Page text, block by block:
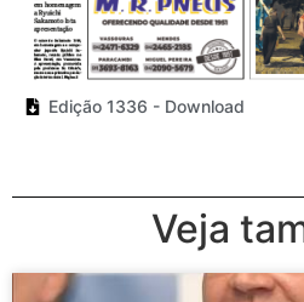
Edição 1336 - Download
Veja